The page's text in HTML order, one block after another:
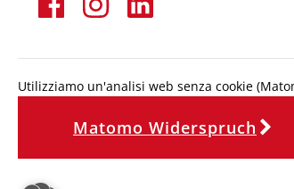
Utilizziamo un'analisi web senza cookie
Matomo Widerspruch